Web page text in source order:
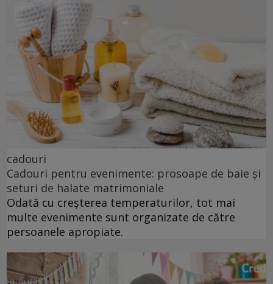
cadouri
Cadouri pentru evenimente: prosoape de baie și
seturi de halate matrimoniale
Odată cu creșterea temperaturilor, tot mai
multe evenimente sunt organizate de către
persoanele apropiate.